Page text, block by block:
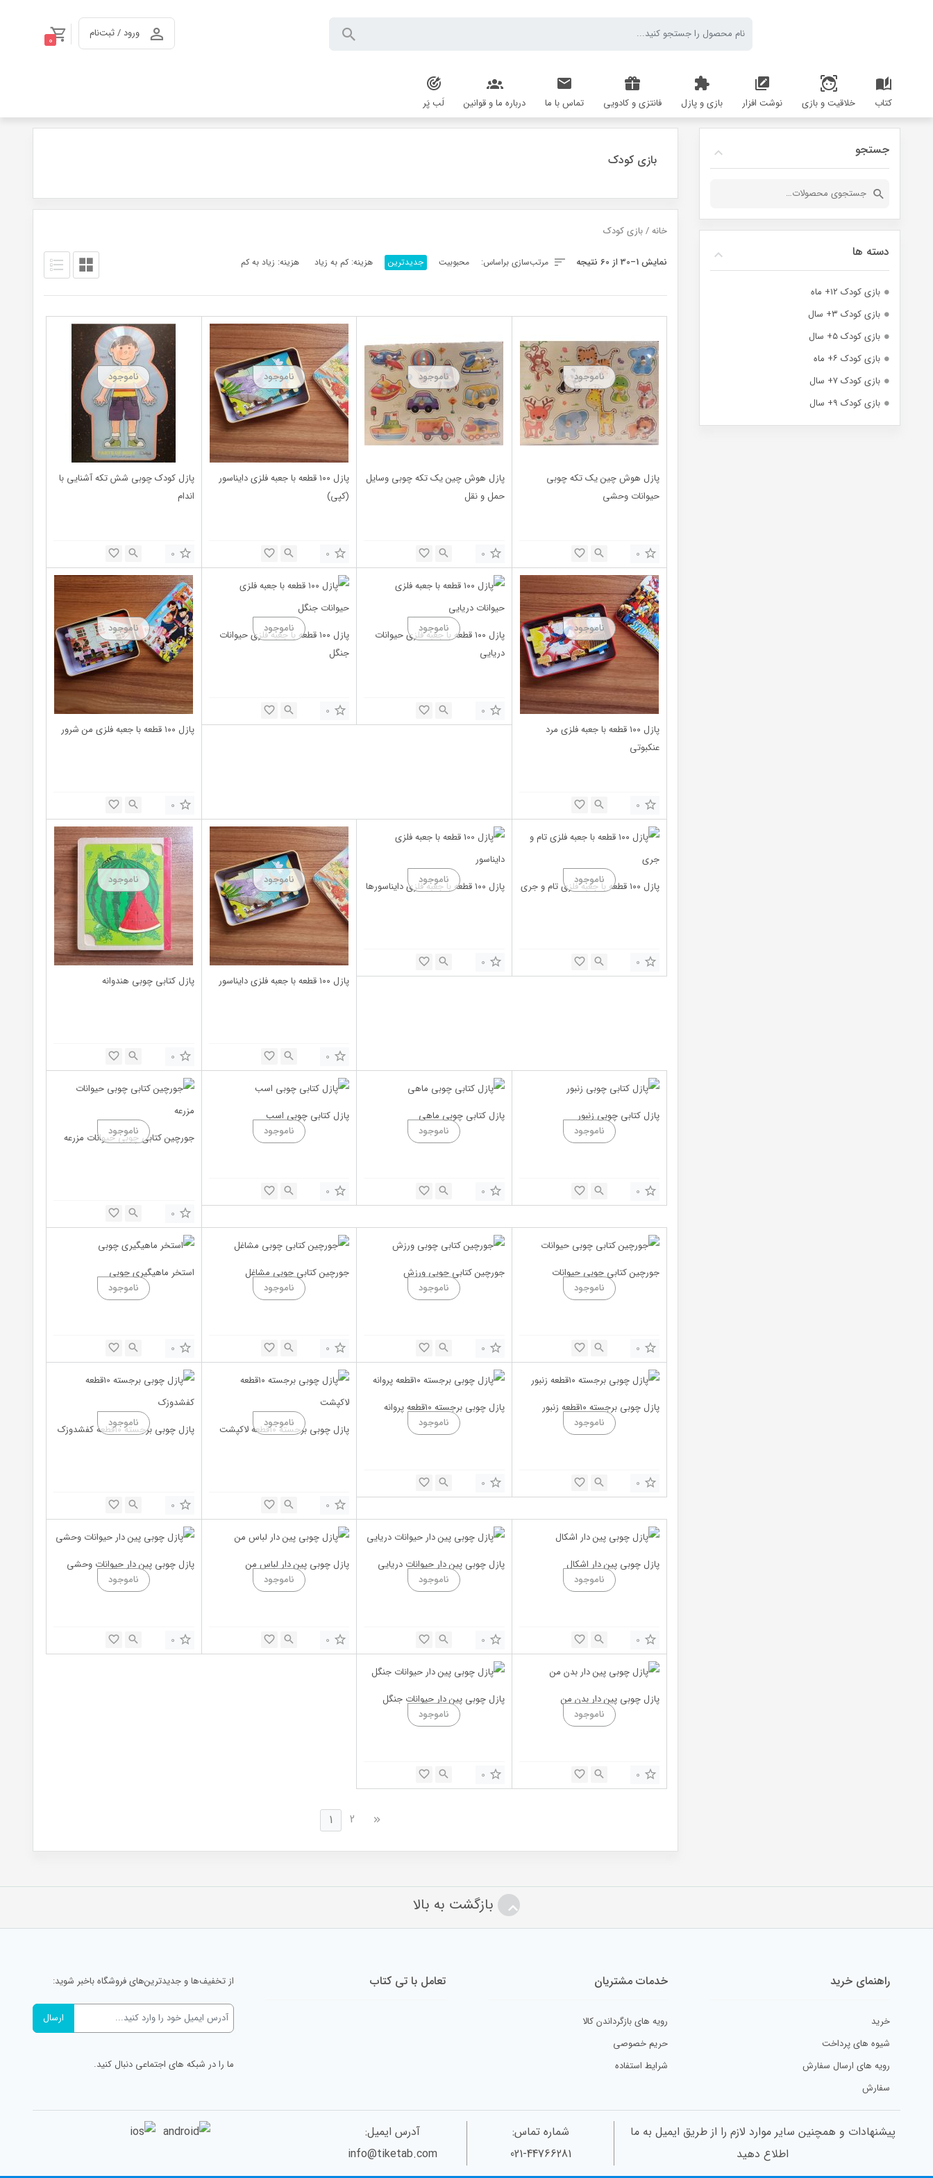
0
ورود / ثبت‌نام
کتاب خلاقیت و بازی نوشت افزار بازی و پازل فانتزی و کادویی تماس با ما درباره ما و قوانین لَب پَر
بازی کودک
خانه/ بازی کودک
نمایش 1–30 از 60 نتیجه
Sortedمرتب‌سازی براساس: محبوبیت جدیدترین هزینه: کم به زیاد هزینه: زیاد به کم
پازل هوش چین یک تکه چوبی
حیوانات وحشی
0
پازل هوش چین یک تکه چوبی وسایل
حمل و نقل
0
پازل ۱۰۰ قطعه با جعبه فلزی دایناسور
(کپی)
0
پازل کودک چوبی شش تکه آشنایی با
اندام
0
پازل ۱۰۰ قطعه با جعبه فلزی مرد
عنکبوتی
0
پازل ۱۰۰ قطعه با جعبه فلزی حیوانات
دریایی
0
پازل ۱۰۰ قطعه با جعبه فلزی حیوانات
جنگل
0
پازل ۱۰۰ قطعه با جعبه فلزی من شرور
0
پازل ۱۰۰ قطعه با جعبه فلزی تام و جری
0
پازل ۱۰۰ قطعه با جعبه فلزی دایناسورها
0
پازل ۱۰۰ قطعه با جعبه فلزی دایناسور
0
پازل کتابی چوبی هندوانه
0
پازل کتابی چوبی زنبور
0
پازل کتابی چوبی ماهی
0
پازل کتابی چوبی اسب
0
جورچین کتابی چوبی حیوانات مزرعه
0
جورچین کتابی چوبی حیوانات
0
جورچین کتابی چوبی ورزش
0
جورچین کتابی چوبی مشاغل
0
استخر ماهیگیری چوبی
0
پازل چوبی برجسته ۱۰قطعه زنبور
0
پازل چوبی برجسته ۱۰قطعه پروانه
0
پازل چوبی برجسته ۱۰قطعه لاکپشت
0
پازل چوبی برجسته ۱۰قطعه کفشدوزک
0
پازل چوبی پین دار اشکال
0
پازل چوبی پین دار حیوانات دریایی
0
پازل چوبی پین دار لباس من
0
پازل چوبی پین دار حیوانات وحشی
0
پازل چوبی پین دار بدن من
0
پازل چوبی پین دار حیوانات جنگل
0
1 2
جستجو
جستجو
دسته ها
بازی کودک ۱۲+ ماه
بازی کودک ۳+ سال
بازی کودک ۵+ سال
بازی کودک ۶+ ماه
بازی کودک ۷+ سال
بازی کودک ۹+ سال
بازگشت به بالا
راهنمای خرید
خرید
شیوه های پرداخت
رویه های ارسال سفارش
سفارش
خدمات مشتریان
رویه های بازگرداندن کالا
حریم خصوصی
شرایط استفاده
تعامل با تی کتاب از تخفیف‌ها و جدیدترین‌های فروشگاه باخبر شوید:
ما را در شبکه های اجتماعی دنبال کنید.
پیشنهادات و همچنین سایر موارد لازم را از طریق ایمیل به ما
اطلاع دهید
شماره تماس:
021-44766281
آدرس ایمیل:
info@tiketab.com